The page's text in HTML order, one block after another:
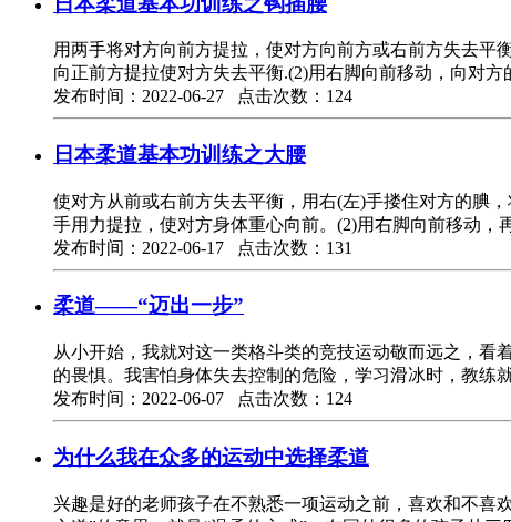
用两手将对方向前方提拉，使对方向前方或右前方失去平
向正前方提拉使对方失去平衡.(2)用右脚向前移动，向对
发布时间：2022-06-27 点击次数：124
日本柔道基本功训练之大腰
使对方从前或右前方失去平衡，用右(左)手搂住对方的腆
手用力提拉，使对方身体重心向前。(2)用右脚向前移动，
发布时间：2022-06-17 点击次数：131
柔道——“迈出一步”
从小开始，我就对这一类格斗类的竞技运动敬而远之，
的畏惧。我害怕身体失去控制的危险，学习滑冰时，教练
发布时间：2022-06-07 点击次数：124
为什么我在众多的运动中选择柔道
兴趣是好的老师孩子在不熟悉一项运动之前，喜欢和不喜